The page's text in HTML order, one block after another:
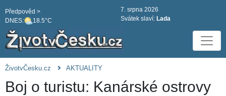
DNES: 18.5°C
Předpověd >
7. srpna 2026
Svátek slaví: Lada
ŽivotvČesku.cz AKTUALITY
Boj o turistu: Kanárské ostrovy